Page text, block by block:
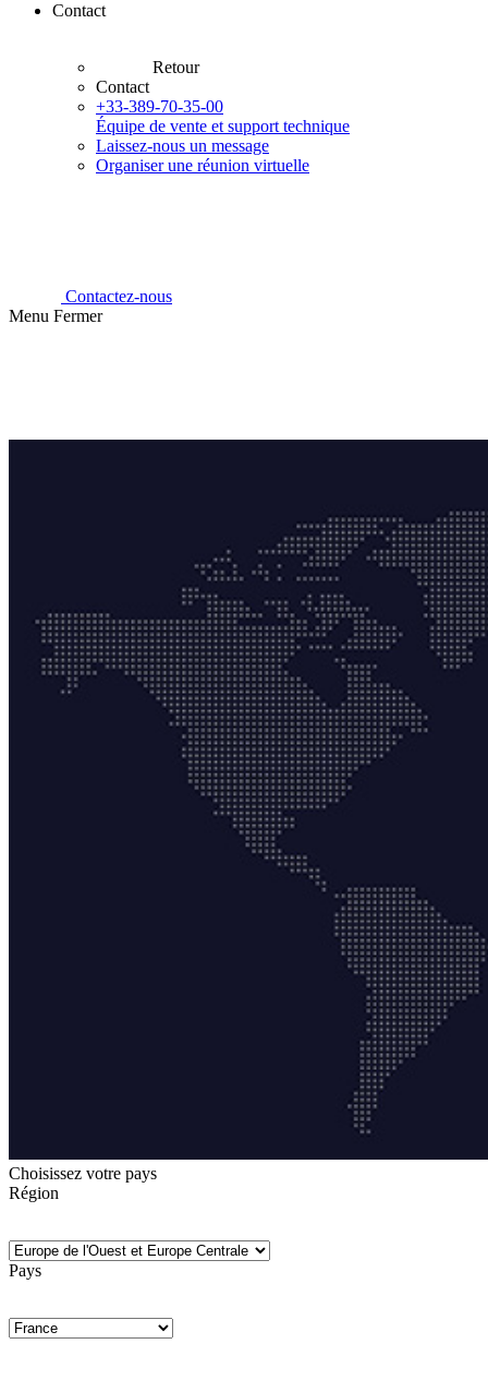
Contact
Retour
Contact
+33-389-70-35-00
Équipe de vente et support technique
Laissez-nous un message
Organiser une réunion virtuelle
Contactez-nous
Menu Fermer
Choisissez votre pays
Région
Pays